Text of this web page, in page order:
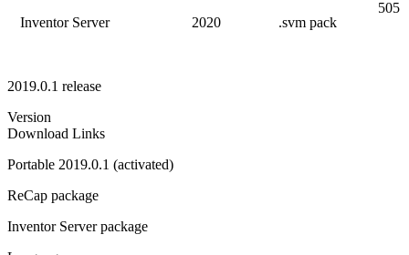
Inventor Server 2020 .svm pack
505
2019.0.1 release
Version
Download Links
Portable 2019.0.1 (activated)
ReCap package
Inventor Server package